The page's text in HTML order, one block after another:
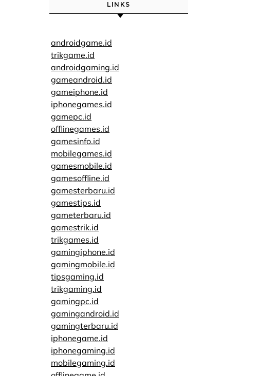
LINKS
androidgame.id
trikgame.id
androidgaming.id
gameandroid.id
gameiphone.id
iphonegames.id
gamepc.id
offlinegames.id
gamesinfo.id
mobilegames.id
gamesmobile.id
gamesoffline.id
gamesterbaru.id
gamestips.id
gameterbaru.id
gamestrik.id
trikgames.id
gamingiphone.id
gamingmobile.id
tipsgaming.id
trikgaming.id
gamingpc.id
gamingandroid.id
gamingterbaru.id
iphonegame.id
iphonegaming.id
mobilegaming.id